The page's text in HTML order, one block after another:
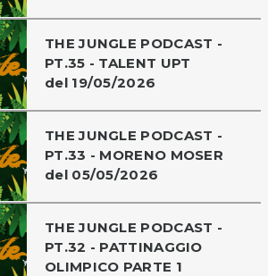
THE JUNGLE PODCAST -
PT.35 - TALENT UPT
del 19/05/2026
THE JUNGLE PODCAST -
PT.33 - MORENO MOSER
del 05/05/2026
THE JUNGLE PODCAST -
PT.32 - PATTINAGGIO
OLIMPICO PARTE 1